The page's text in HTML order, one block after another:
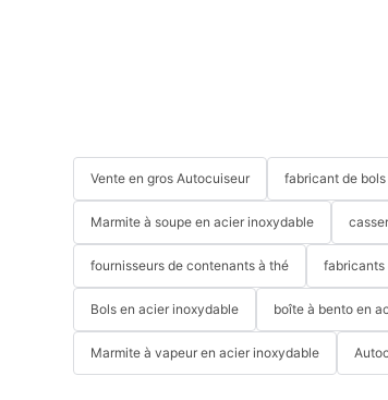
Vente en gros Autocuiseur fabricant de
Marmite à soupe en acier inoxydable
fournisseurs de contenants à thé fabricants
Bols en acier inoxydable boîte à bento en
Marmite à vapeur en acier inoxydable